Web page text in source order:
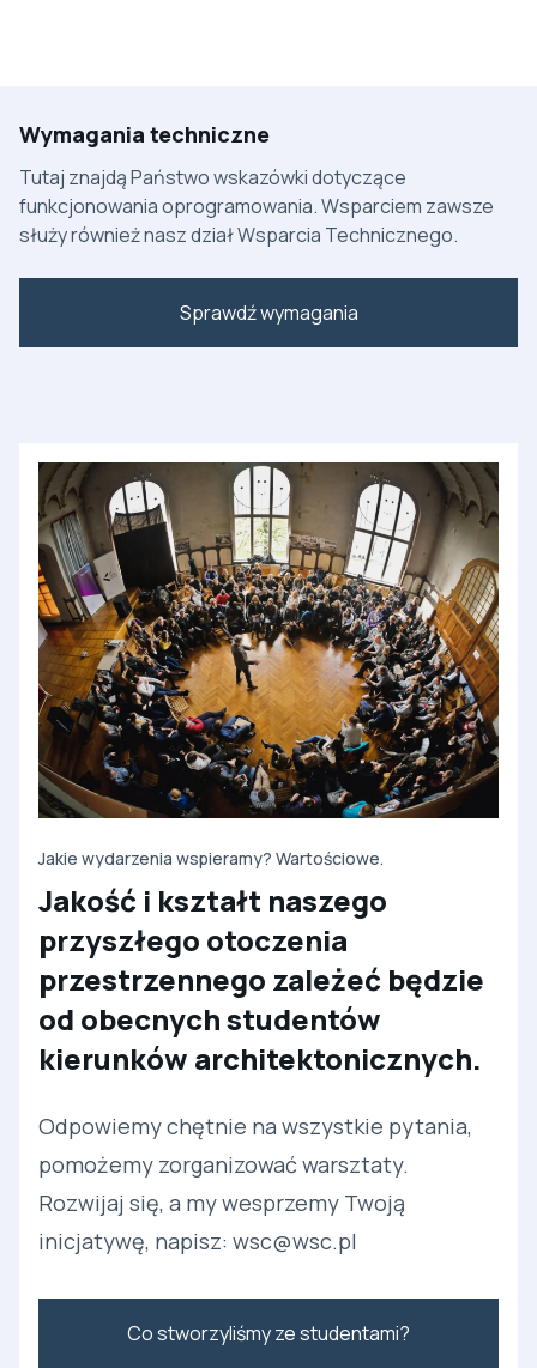
Wymagania techniczne
Tutaj znajdą Państwo wskazówki dotyczące
funkcjonowania oprogramowania. Wsparciem zawsze
służy również nasz dział Wsparcia Technicznego.
Sprawdź wymagania
Jakie wydarzenia wspieramy? Wartościowe.
Jakość i kształt naszego
przyszłego otoczenia
przestrzennego zależeć będzie
od obecnych studentów
kierunków architektonicznych.
Odpowiemy chętnie na wszystkie pytania,
pomożemy zorganizować warsztaty.
Rozwijaj się, a my wesprzemy Twoją
inicjatywę, napisz: wsc@wsc.pl
Co stworzyliśmy ze studentami?